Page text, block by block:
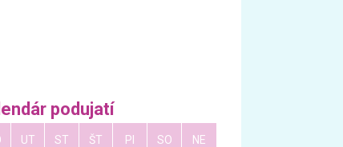
podujatí
UT ST ŠT PI SO NE